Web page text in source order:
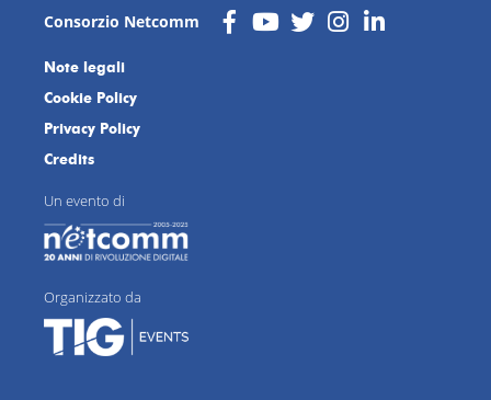
Consorzio Netcomm
Note legali
Cookie Policy
Privacy Policy
Credits
Un evento di
Organizzato da